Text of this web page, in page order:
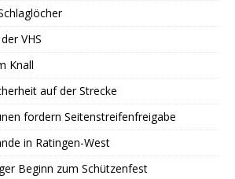
VHS
Knall
auf der Strecke
fordern Seitenstreifenfreigabe
in Ratingen-West
Beginn zum Schützenfest